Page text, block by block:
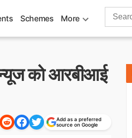
Schemes More
Search
को आरबीआई
Add as a preferred
source on Google